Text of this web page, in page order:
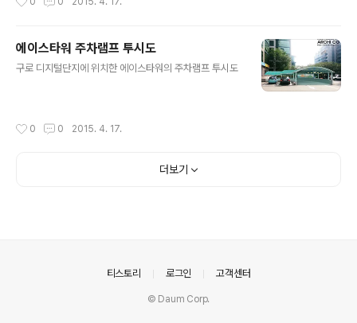
에이스타워 주차램프 투시도
구로 디지털단지에 위치한 에이스타워의 주차램프 투시도
0 0 2015. 4. 17.
더보기
티스토리 로그인 고객센터
© Daum Corp.